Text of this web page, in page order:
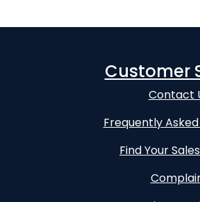
Customer
Contact
Frequently
Find Your